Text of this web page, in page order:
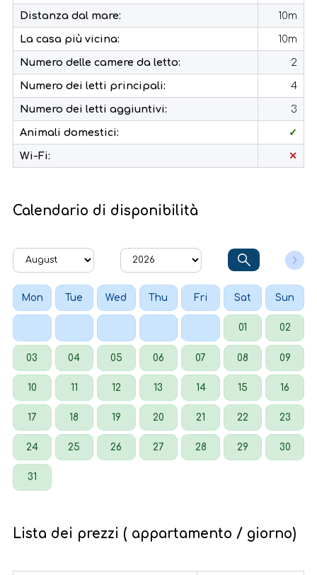
Distanza dal mare: 10m
La casa più vicina: 10m
Numero delle camere da letto: 2
Numero dei letti principali: 4
Numero dei letti aggiuntivi: 3
Animali domestici: ✓
Wi-Fi: ✕
Calendario di disponibilità
Mon Tue Wed Thu Fri Sat Sun
01 02
03 04 05 06 07 08 09
10 11 12 13 14 15 16
17 18 19 20 21 22 23
24 25 26 27 28 29 30
31
Lista dei prezzi ( appartamento / giorno)